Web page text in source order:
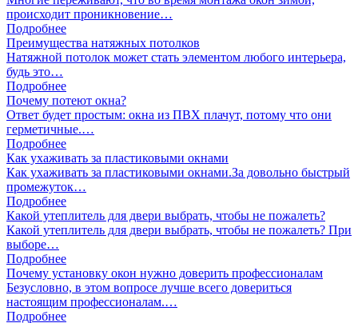
происходит проникновение…
Подробнее
Преимущества натяжных потолков
Натяжной потолок может стать элементом любого интерьера,
будь это…
Подробнее
Почему потеют окна?
Ответ будет простым: окна из ПВХ плачут, потому что они
герметичные.…
Подробнее
Как ухаживать за пластиковыми окнами
Как ухаживать за пластиковыми окнами.За довольно быстрый
промежуток…
Подробнее
Какой утеплитель для двери выбрать, чтобы не пожалеть?
Какой утеплитель для двери выбрать, чтобы не пожалеть? При
выборе…
Подробнее
Почему установку окон нужно доверить профессионалам
Безусловно, в этом вопросе лучше всего довериться
настоящим профессионалам.…
Подробнее